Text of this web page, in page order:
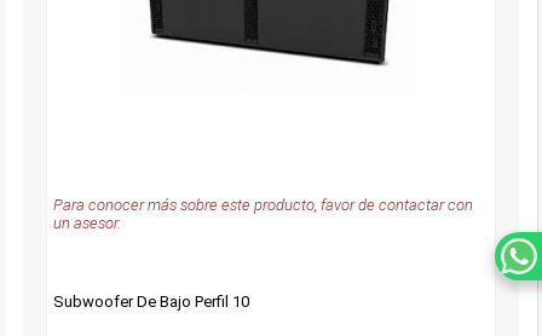
Para conocer más sobre este producto, favor de contactar con
un asesor.
Subwoofer De Bajo Perfil 10